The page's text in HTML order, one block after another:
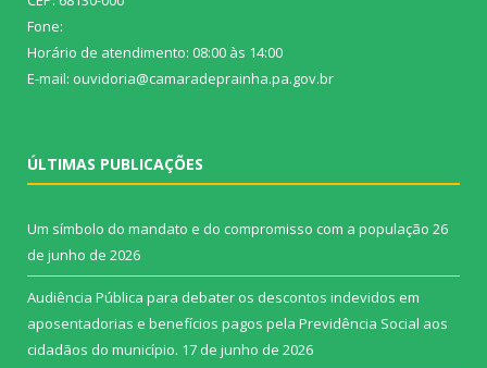
Fone:
Horário de atendimento: 08:00 às 14:00
E-mail: ouvidoria@camaradeprainha.pa.gov.br
ÚLTIMAS PUBLICAÇÕES
Um símbolo do mandato e do compromisso com a população 26
de junho de 2026
Audiência Pública para debater os descontos indevidos em
aposentadorias e benefícios pagos pela Previdência Social aos
cidadãos do município. 17 de junho de 2026